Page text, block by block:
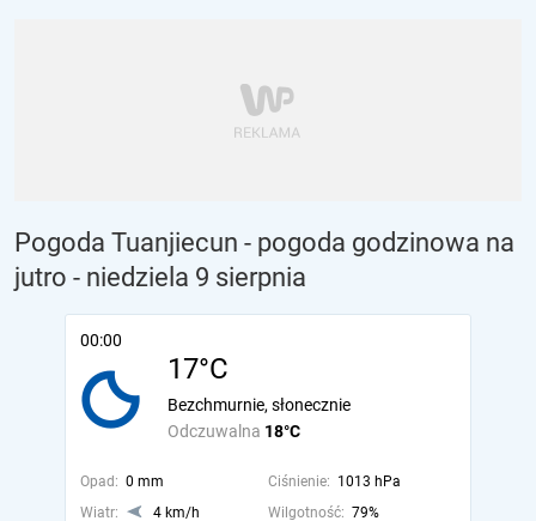
Pogoda Tuanjiecun - pogoda godzinowa na
jutro - niedziela 9 sierpnia
00:00
17°C
Odczuwalna 18°C
Bezchmurnie, słonecznie
Opad: 0 mm Ciśnienie: 1013 hPa
Wiatr:
4 km/h Wilgotność: 79%